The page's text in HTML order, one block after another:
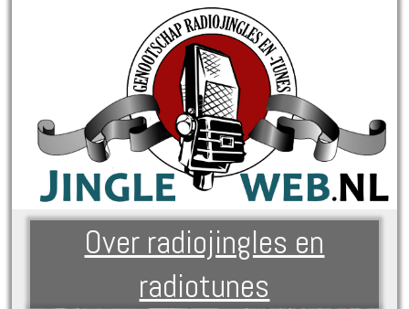
Over radiojingles en
radiotunes